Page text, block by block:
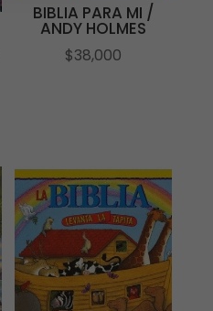
BIBLIA PARA MI /
ANDY HOLMES
$38,000